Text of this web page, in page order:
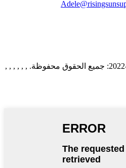
, , , , , ,